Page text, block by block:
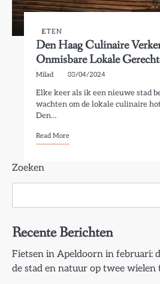
ETEN
Den Haag Culinaire
Onmisbare Lokale
Milad 03/04/2024
Elke keer als ik een nieuwe stad
wachten om de lokale culinaire
Den…
Read More
Zoeken
Recente Berichten
Fietsen in Apeldoorn in februari:
de stad en natuur op twee wielen